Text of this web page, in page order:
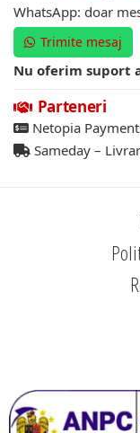
WhatsApp: doar
Trimite mesaj
Nu oferim suport
Parteneri
Netopia
Sameday –